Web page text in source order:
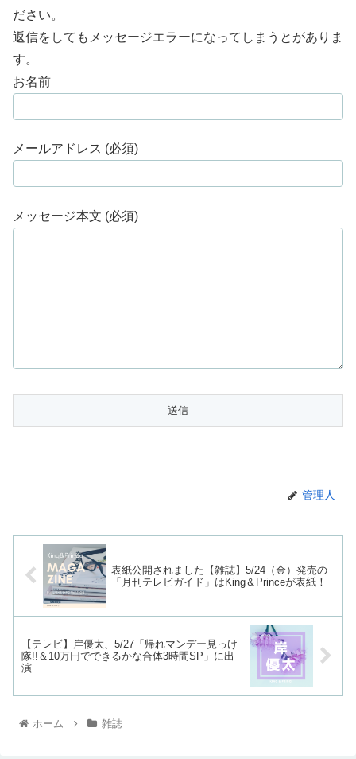
ださい。
返信をしてもメッセージエラーになってしまうとがありま
す。
お名前
メールアドレス (必須)
メッセージ本文 (必須)
管理人
表紙公開されました【雑誌】5/24（金）発売の
「月刊テレビガイド」はKing＆Princeが表紙！
【テレビ】岸優太、5/27「帰れマンデー見っけ
隊!!＆10万円でできるかな合体3時間SP」に出
演
ホーム 雑誌